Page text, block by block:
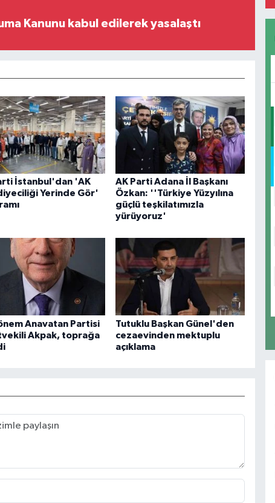
Kanunu kabul edilerek yasalaştı
İstanbul'dan 'AK
Yerinde Gör'
AK Parti Adana İl Başkanı
Özkan: ''Türkiye Yüzyılına
güçlü teşkilatımızla
yürüyoruz'
Anavatan Partisi
Akpak, toprağa
Tutuklu Başkan Günel'den
cezaevinden mektuplu
açıklama